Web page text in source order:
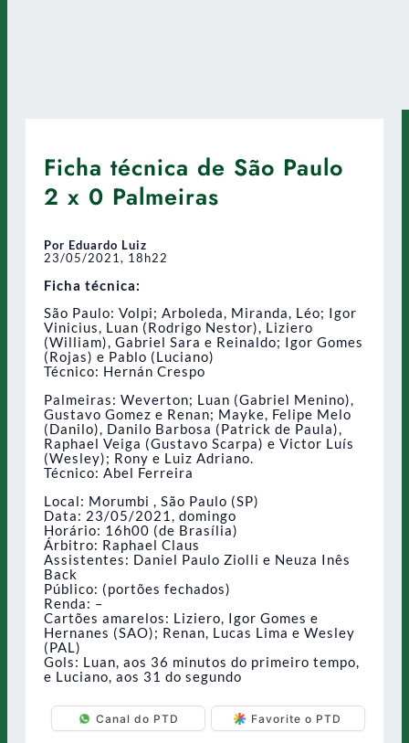
Ficha técnica de São Paulo
2 x 0 Palmeiras
Por Eduardo Luiz
23/05/2021, 18h22
Ficha técnica:
São Paulo: Volpi; Arboleda, Miranda, Léo; Igor
Vinicius, Luan (Rodrigo Nestor), Liziero
(William), Gabriel Sara e Reinaldo; Igor Gomes
(Rojas) e Pablo (Luciano)
Técnico: Hernán Crespo
Palmeiras: Weverton; Luan (Gabriel Menino),
Gustavo Gomez e Renan; Mayke, Felipe Melo
(Danilo), Danilo Barbosa (Patrick de Paula),
Raphael Veiga (Gustavo Scarpa) e Victor Luís
(Wesley); Rony e Luiz Adriano.
Técnico: Abel Ferreira
Local: Morumbi , São Paulo (SP)
Data: 23/05/2021, domingo
Horário: 16h00 (de Brasília)
Árbitro: Raphael Claus
Assistentes: Daniel Paulo Ziolli e Neuza Inês
Back
Público: (portões fechados)
Renda: –
Cartões amarelos: Liziero, Igor Gomes e
Hernanes (SAO); Renan, Lucas Lima e Wesley
(PAL)
Gols: Luan, aos 36 minutos do primeiro tempo,
e Luciano, aos 31 do segundo
Canal do PTD Favorite o PTD